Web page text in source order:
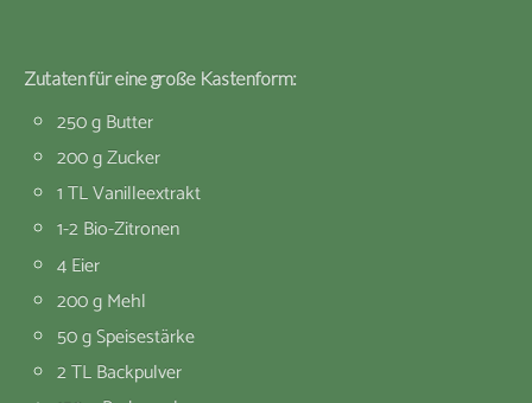
Zutaten für eine große Kastenform:
250 g Butter
200 g Zucker
1 TL Vanilleextrakt
1-2 Bio-Zitronen
4 Eier
200 g Mehl
50 g Speisestärke
2 TL Backpulver